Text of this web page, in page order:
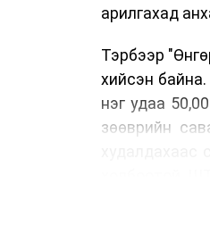
арилгахад
Тэрбээр
хийсэн
нэг удаа
зөөврийн
автомашины
автобензин